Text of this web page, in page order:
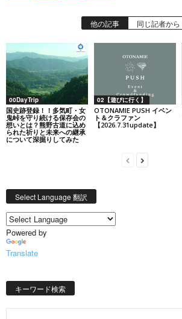
他の記事 同じ記者から
00DayTrip
国史跡登録！！多気町・女
鬼峠を守り続ける保存会の
想いとは？熊野古道に込め
られた祈りと未来への継承
について深掘りしてみた
02【遊びに行く】
OTONAMIE PUSH イベン
ト＆クラファン
【2026.7.31update】
Select Language 翻訳
Powered by
Translate
キーワード検索